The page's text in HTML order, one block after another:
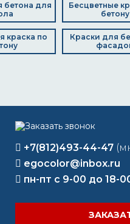
бетона для
Бесцветные
бетону
краска по
Краски для
+7(812)493-44-47
egocolor@inbox.ru
пн-пт с 9-00 до 18-